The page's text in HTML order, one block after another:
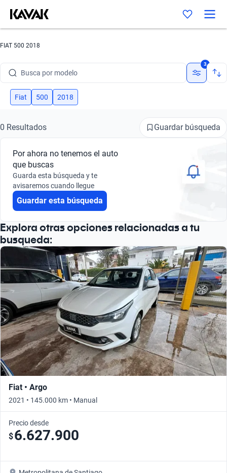
FIAT 500 2018
Busca por modelo
Busca por versión
Busca por marca
Busca por modelo
Busca por versión
3
Fiat 500 2018
0 Resultados Guardar búsqueda
Por ahora no tenemos el auto
que buscas
Guarda esta búsqueda y te
avisaremos cuando llegue
Guardar esta búsqueda
Explora otras opciones relacionadas a tu
busqueda:
Fiat • Argo
2021 • 145.000 km • Manual
Precio desde
$6.627.900